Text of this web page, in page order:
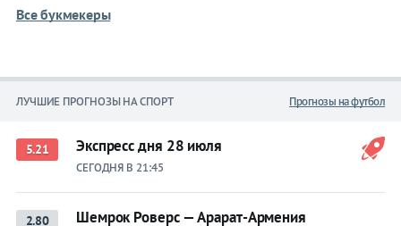
Все букмекеры
ЛУЧШИЕ ПРОГНОЗЫ НА СПОРТ Прогнозы на футбол
5.21 Экспресс дня 28 июля
СЕГОДНЯ В 21:45
2.80 Шемрок Роверс — Арарат-Армения